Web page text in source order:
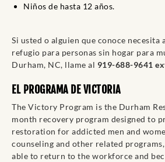
Niños de hasta 12 años.
Si usted o alguien que conoce necesita
refugio para personas sin hogar para
Durham, NC, llame al 919-688-9641
EL PROGRAMA DE VICTORIA
The Victory Program is the Durham
month recovery program designed to
restoration for addicted men and
counseling and other related
able to return to the workforce and